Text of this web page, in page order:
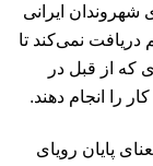
شهروندان ایرانی
نمی‌کند تا
که از قبل در
را انجام دهند.
پایان رویای